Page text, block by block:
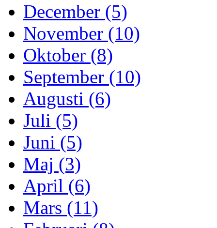
December (5)
November (10)
Oktober (8)
September (10)
Augusti (6)
Juli (5)
Juni (5)
Maj (3)
April (6)
Mars (11)